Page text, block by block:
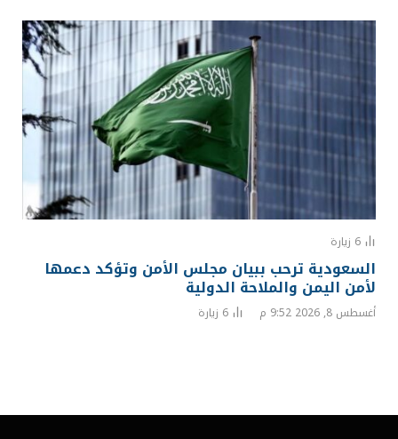
6 زيارة
السعودية ترحب ببيان مجلس الأمن وتؤكد دعمها
لأمن اليمن والملاحة الدولية
أغسطس 8, 2026 9:52 م 6 زيارة